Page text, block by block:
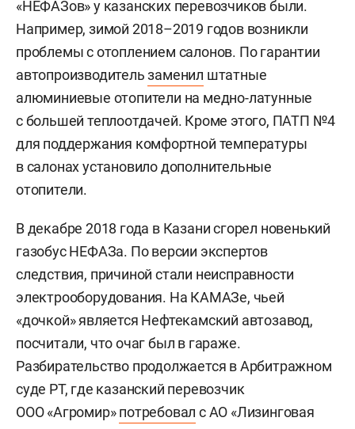
«НЕФАЗов» у казанских перевозчиков были.
Например, зимой 2018–2019 годов возникли
проблемы с отоплением салонов. По гарантии
автопроизводительзаменил штатные
алюминиевые отопители на медно-латунные
с большей теплоотдачей. Кроме этого, ПАТП №4
для поддержания комфортной температуры
в салонах установило дополнительные
отопители.
В декабре 2018 года в Казани сгорел новенький
газобус НЕФАЗа. По версии экспертов
следствия, причиной стали неисправности
электрооборудования. На КАМАЗе, чьей
«дочкой» является Нефтекамский автозавод,
посчитали, что очаг был в гараже.
Разбирательство продолжается в Арбитражном
суде РТ, где казанский перевозчик
ООО «Агромир»потребовал с АО «Лизинговая